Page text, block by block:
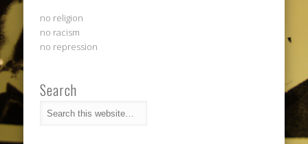
no religion
no racism
no repression
Search